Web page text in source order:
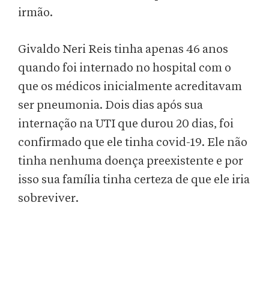
irmão.
Givaldo Neri Reis tinha apenas 46 anos
quando foi internado no hospital com o
que os médicos inicialmente acreditavam
ser pneumonia. Dois dias após sua
internação na UTI que durou 20 dias, foi
confirmado que ele tinha covid-19. Ele não
tinha nenhuma doença preexistente e por
isso sua família tinha certeza de que ele iria
sobreviver.